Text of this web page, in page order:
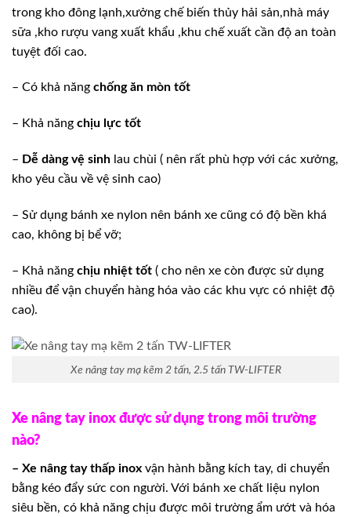
trong kho đông lạnh,xưởng chế biến thủy hải sản,nhà máy
sữa ,kho rượu vang xuất khẩu ,khu chế xuất cần độ an toàn
tuyệt đối cao.
– Có khả năng chống ăn mòn tốt
– Khả năng chịu lực tốt
– Dễ dàng vệ sinh lau chùi ( nên rất phù hợp với các xưởng,
kho yêu cầu về vệ sinh cao)
– Sử dụng bánh xe nylon nên bánh xe cũng có độ bền khá
cao, không bị bể vỡ;
– Khả năng chịu nhiệt tốt ( cho nên xe còn được sử dụng
nhiều để vận chuyển hàng hóa vào các khu vực có nhiệt độ
cao).
Xe nâng tay mạ kẽm 2 tấn, 2.5 tấn TW-LIFTER
Xe nâng tay inox được sử dụng trong môi trường
nào?
– Xe nâng tay thấp inox vận hành bằng kích tay, di chuyển
bằng kéo đẩy sức con người. Với bánh xe chất liệu nylon
siêu bền, có khả năng chịu được môi trường ẩm ướt và hóa